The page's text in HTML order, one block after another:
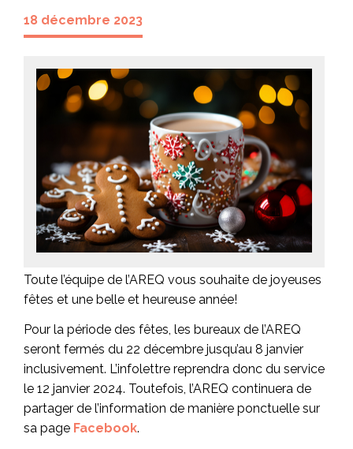
18 décembre 2023
Toute l’équipe de l’AREQ vous souhaite de joyeuses
fêtes et une belle et heureuse année!
Pour la période des fêtes, les bureaux de l’AREQ
seront fermés du 22 décembre jusqu’au 8 janvier
inclusivement. L’infolettre reprendra donc du service
le 12 janvier 2024. Toutefois, l’AREQ continuera de
partager de l’information de manière ponctuelle sur
sa page Facebook.